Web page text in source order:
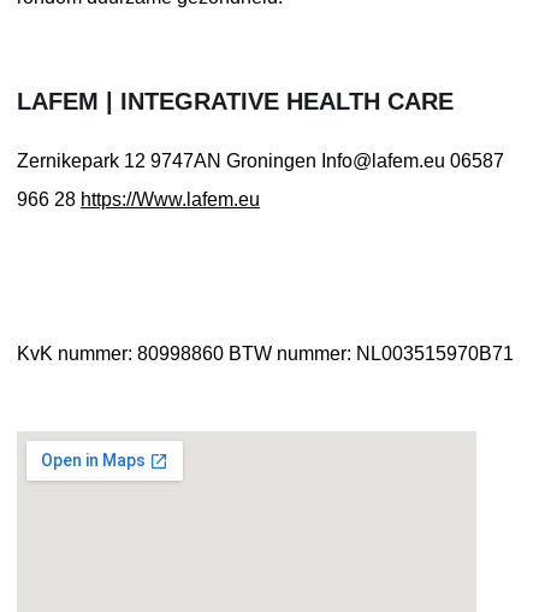
LAFEM | INTEGRATIVE HEALTH CARE
Zernikepark 12 9747AN Groningen Info@lafem.eu 06587
966 28 https://Www.lafem.eu
KvK nummer: 80998860 BTW nummer: NL003515970B71